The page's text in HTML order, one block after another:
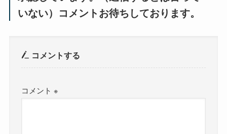
いない）コメントお待ちしております。
コメントする
コメント※